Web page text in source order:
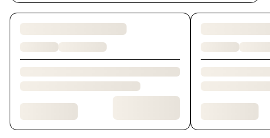
Chargement des chambres et des formules…